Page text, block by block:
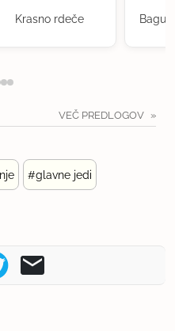
Krasno rdeče
VEČ PREDLOGOV
#glavne jedi